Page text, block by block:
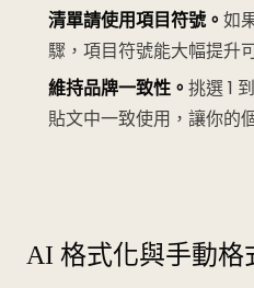
清單請使用項目符號。 如
驟，項目符號能大幅提升
維持品牌一致性。 挑選 1
貼文中一致使用，讓你的
AI 格式化與手動格